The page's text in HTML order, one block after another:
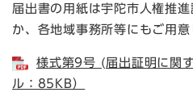
届出書の用紙は宇陀市人権推
か、各地域事務所等にもご用意
様式第9号 (届出証明に関
ル：85KB）